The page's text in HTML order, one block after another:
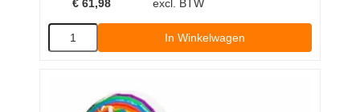
€ 61,98 excl. BTW
In Winkelwagen